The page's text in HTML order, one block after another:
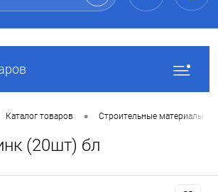
Каталог товаров • Строительные материалы
(20шт) бл